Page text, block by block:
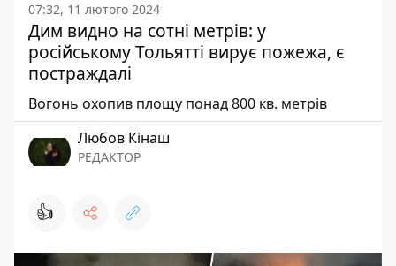
07:32, 11 лютого 2024
Дим видно на сотні метрів: у
російському Тольятті вирує пожежа, є
постраждалі
Вогонь охопив площу понад 800 кв. метрів
Любов Кінаш
РЕДАКТОР
👍